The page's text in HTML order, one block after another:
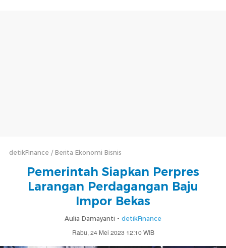
detikFinance Berita Ekonomi Bisnis
Pemerintah Siapkan Perpres
Larangan Perdagangan Baju
Impor Bekas
Aulia Damayanti - detikFinance
Rabu, 24 Mei 2023 12:10 WIB